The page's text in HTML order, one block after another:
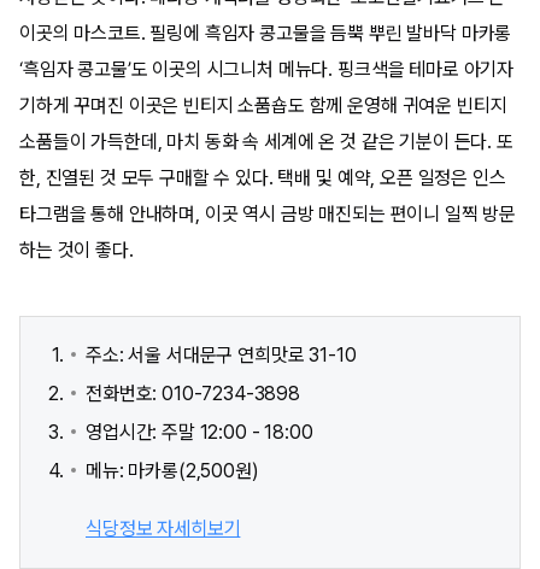
이곳의 마스코트. 필링에 흑임자 콩고물을 듬뿍 뿌린 발바닥 마카롱
‘흑임자 콩고물’도 이곳의 시그니처 메뉴다. 핑크색을 테마로 아기자
기하게 꾸며진 이곳은 빈티지 소품숍도 함께 운영해 귀여운 빈티지
소품들이 가득한데, 마치 동화 속 세계에 온 것 같은 기분이 든다. 또
한, 진열된 것 모두 구매할 수 있다. 택배 및 예약, 오픈 일정은 인스
타그램을 통해 안내하며, 이곳 역시 금방 매진되는 편이니 일찍 방문
하는 것이 좋다.
주소: 서울 서대문구 연희맛로 31-10
전화번호: 010-7234-3898
영업시간: 주말 12:00 - 18:00
메뉴: 마카롱(2,500원)
식당정보 자세히보기